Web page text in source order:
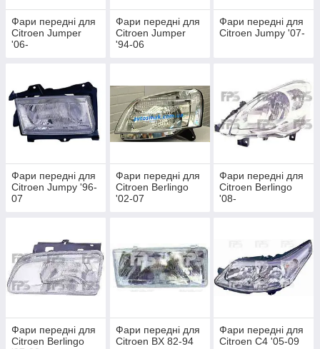
Фари передні для
Citroen Jumper
'06-
Фари передні для
Citroen Jumper
'94-06
Фари передні для
Citroen Jumpy '07-
Фари передні для
Citroen Jumpy '96-
07
Фари передні для
Citroen Berlingo
'02-07
Фари передні для
Citroen Berlingo
'08-
Фари передні для
Citroen Berlingo
Фари передні для
Citroen BX 82-94
Фари передні для
Citroen C4 '05-09